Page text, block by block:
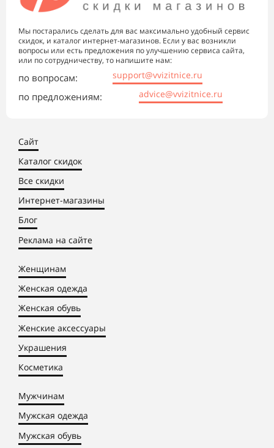
Мы постарались сделать для вас максимально удобный сервис
скидок, и каталог интернет-магазинов. Если у вас возникли
вопросы или есть предложения по улучшению сервиса сайта,
или по сотрудничеству, то напишите нам:
по вопросам: support@vvizitnice.ru
по предложениям: advice@vvizitnice.ru
Сайт
Каталог скидок
Все скидки
Интернет-магазины
Блог
Реклама на сайте
Женщинам
Женская одежда
Женская обувь
Женские аксессуары
Украшения
Косметика
Мужчинам
Мужская одежда
Мужская обувь